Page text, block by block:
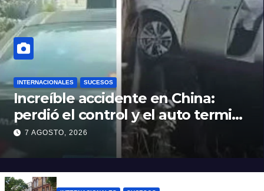
INTERNACIONALES SUCESOS
Increíble accidente en China:
perdió el control y el auto terminó
incrustado en un árbol
7 AGOSTO, 2026